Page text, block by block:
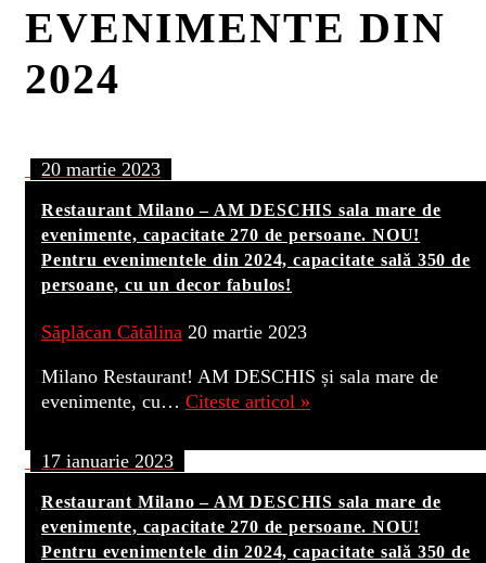
EVENIMENTE DIN
2024
20 martie 2023
Restaurant Milano – AM DESCHIS sala mare de
evenimente, capacitate 270 de persoane. NOU!
Pentru evenimentele din 2024, capacitate sală 350 de
persoane, cu un decor fabulos!
Săplăcan Cătălina 20 martie 2023
Milano Restaurant! AM DESCHIS și sala mare de
evenimente, cu… Citeste articol »
17 ianuarie 2023
Restaurant Milano – AM DESCHIS sala mare de
evenimente, capacitate 270 de persoane. NOU!
Pentru evenimentele din 2024, capacitate sală 350 de